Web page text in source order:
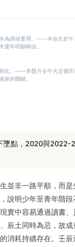
為調候要用。——本命生於午
運年明顯轉佳。
化。——本盤月令午火定傷官
燥的關鍵。
墜點，2020與2022-
並非一路平順，而
說明少年至青年階
實中容易通過讀書
辰土同時為忌，故
消耗持續存在。壬辰